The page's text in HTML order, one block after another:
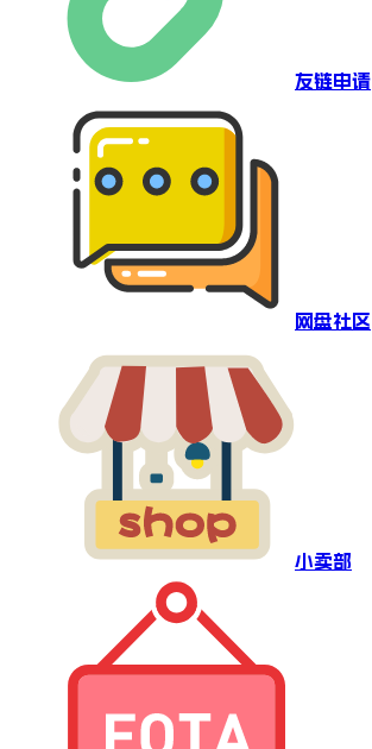
友链申请
网盘社区
小卖部